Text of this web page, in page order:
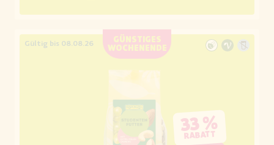
GÜNSTIGES
WOCHENENDE
Gültig bis 08.08.26
33 %
RABATT